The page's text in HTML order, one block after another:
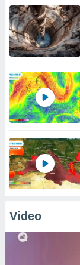
Video